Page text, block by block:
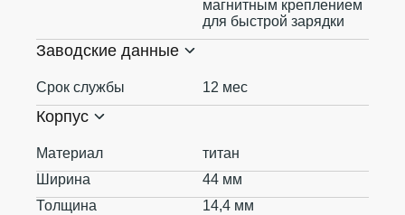
магнитным креплением
для быстрой зарядки
Заводские данные
Срок службы 12 мес
Корпус
Материал
титан
Ширина
44 мм
Толщина
14,4 мм